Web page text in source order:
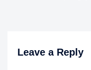
Leave a Reply